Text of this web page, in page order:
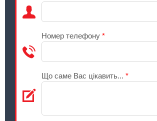
Номер телефону *
Що саме Вас цікавить... *